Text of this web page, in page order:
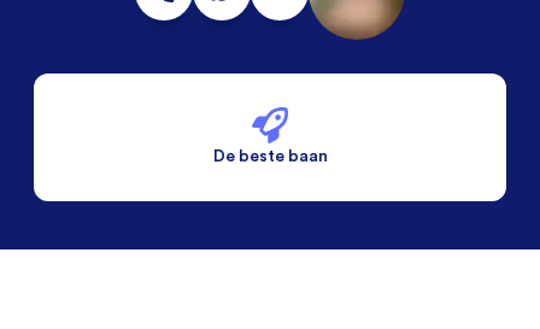
De beste baan